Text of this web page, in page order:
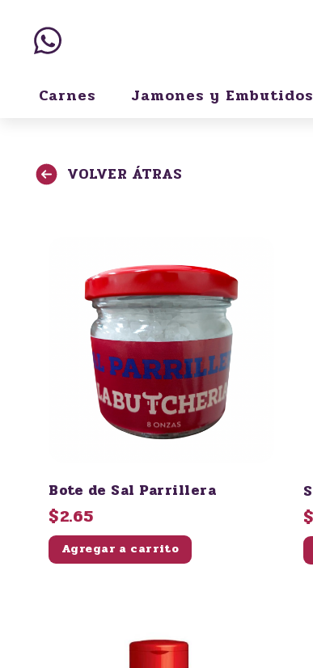
Carnes Jamones y Embutidos
VOLVER ÁTRAS
Bote de Sal Parrillera
$2.65
Agregar a carrito